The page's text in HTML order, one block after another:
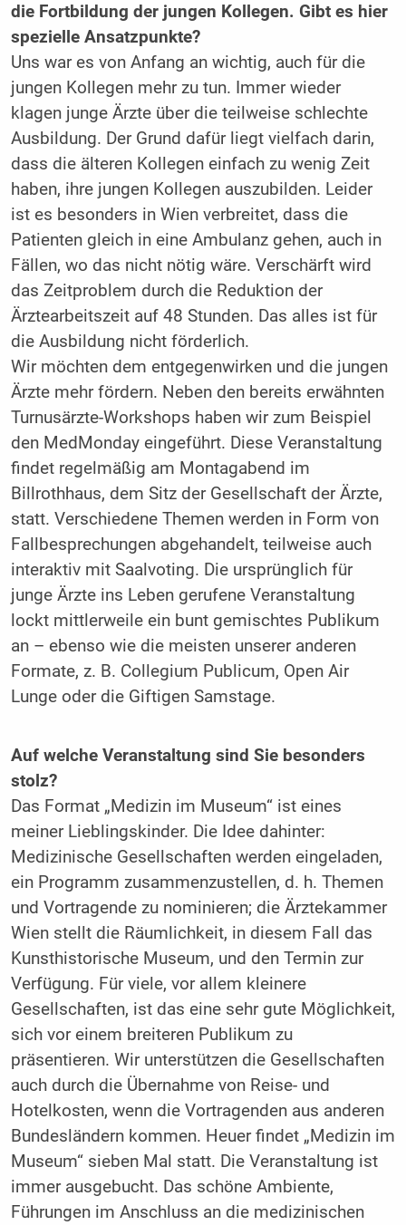
die Fortbildung der ­jungen Kollegen. Gibt es hier
spezielle ­Ansatzpunkte?
Uns war es von Anfang an wichtig, auch für die
jungen Kollegen mehr zu tun. Immer wieder
klagen junge Ärzte über die teilweise schlechte
Ausbildung. Der Grund dafür liegt vielfach darin,
dass die älteren Kollegen einfach zu wenig Zeit
haben, ihre jungen Kollegen auszubilden. Leider
ist es besonders in Wien verbreitet, dass die
Patienten gleich in eine Ambulanz gehen, auch in
Fällen, wo das nicht nötig wäre. Verschärft wird
das Zeitproblem durch die Reduktion der
Ärztearbeitszeit auf 48 Stunden. Das alles ist für
die Ausbildung nicht förderlich.
Wir möchten dem entgegenwirken und die jungen
Ärzte mehr fördern. Neben den bereits erwähnten
Turnusärzte-Workshops haben wir zum Beispiel
den MedMonday eingeführt. Diese Veranstaltung
findet regelmäßig am Montagabend im
Billrothhaus, dem Sitz der Gesellschaft der Ärzte,
statt. Verschiedene Themen werden in Form von
Fallbesprechungen abgehandelt, teilweise auch
interaktiv mit Saalvoting. Die ursprünglich für
junge Ärzte ins Leben gerufene Veranstaltung
lockt mittlerweile ein bunt gemischtes Publikum
an – ebenso wie die meisten unserer anderen
Formate, z. B. Collegium Publicum, Open Air
Lunge oder die Giftigen Samstage.
Auf welche Veranstaltung sind Sie besonders
stolz?
Das Format „Medizin im Museum“ ist eines
meiner Lieblingskinder. Die Idee dahinter:
Medizinische Gesellschaften werden eingeladen,
ein Programm zusammenzustellen, d. h. Themen
und Vortragende zu nominieren; die Ärztekammer
Wien stellt die Räumlichkeit, in diesem Fall das
Kunsthistorische Museum, und den Termin zur
Verfügung. Für viele, vor allem kleinere
Gesellschaften, ist das eine sehr gute Möglichkeit,
sich vor einem breiteren Publikum zu
präsentieren. Wir unterstützen die Gesellschaften
auch durch die Übernahme von Reise- und
Hotelkosten, wenn die Vortragenden aus anderen
Bundesländern kommen. ­Heuer findet „Medizin im
Museum“ sieben Mal statt. Die Veranstaltung ist
immer ausgebucht. Das schöne Ambiente,
Führungen im Anschluss an die medizinischen